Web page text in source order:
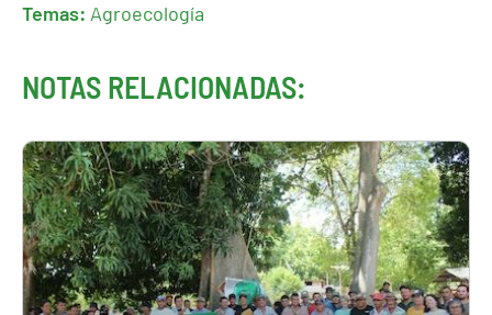
Temas: Agroecología
NOTAS RELACIONADAS: